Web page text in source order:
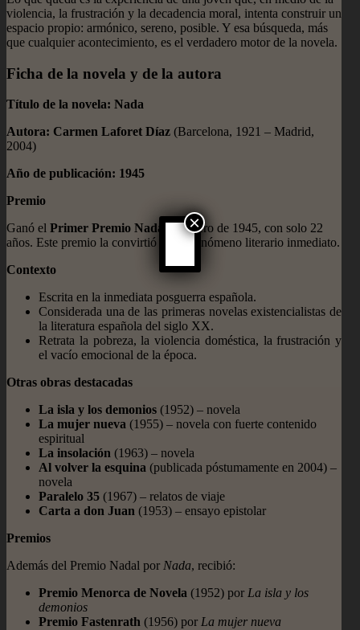
violencia, la frustración y la decadencia moral, intenta construir un
espacio propio: armónico, sereno, posible. Y esa búsqueda, más
que cualquier acontecimiento, es el verdadero motor de la novela.
Ficha de la novela y de la autora
Título de la novela: Nada
Autora: Carmen Laforet Díaz (Barcelona, 1921 – Madrid,
2004)
Año de publicación: 1945
Premio
Ganó el Primer Premio Nadal
en enero de 1945, con solo 22
años. Este premio la convirtió en un fenómeno literario inmediato.
Contexto
Escrita en la inmediata posguerra española.
Considerada una de las primeras novelas existencialistas de
la literatura española del siglo XX.
Retrata la pobreza, la violencia doméstica, la frustración y
el vacío emocional de la época.
Otras obras destacadas
La isla y los demonios (1952) – novela
La mujer nueva (1955) – novela con fuerte contenido
espiritual
La insolación (1963) – novela
Al volver la esquina (publicada póstumamente en 2004) –
novela
Paralelo 35 (1967) – relatos de viaje
Carta a don Juan (1953) – ensayo epistolar
Premios
Además del Premio Nadal por Nada, recibió:
Premio Menorca de Novela (1952) por La isla y los
demonios
Premio Fastenrath (1956) por La mujer nueva
×